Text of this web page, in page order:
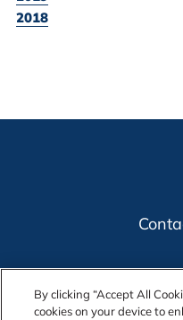
2018
By clicking “Accept All
cookies on your device to